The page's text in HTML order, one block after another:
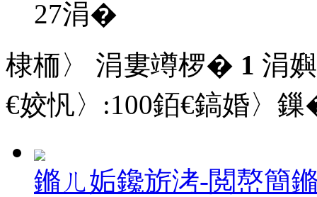
27涓�
棣栭〉 涓婁竴椤� 1 涓
€姣忛〉:100銆€鎬婚〉
鏅ㄦ姤鑱旂洘-閲嶅簡